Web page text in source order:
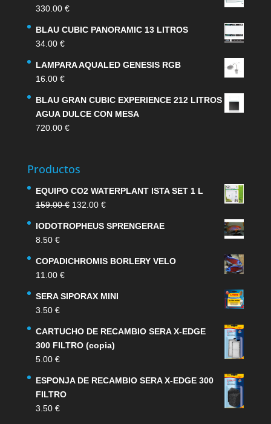
330.00 €
BLAU CUBIC PANORAMIC 13 LITROS
34.00 €
LAMPARA AQUALED GENESIS RGB
16.00 €
BLAU GRAN CUBIC EXPERIENCE 212 LITROS
AGUA DULCE CON MESA
720.00 €
Productos
EQUIPO CO2 WATERPLANT ISTA SET 1 L
159.00€ El
original
159.00 €.
132.00 €El
actual
132.00 €.
IODOTROPHEUS SPRENGERAE
8.50 €
COPADICHROMIS BORLERY VELO
11.00 €
SERA SIPORAX MINI
3.50 €
CARTUCHO DE RECAMBIO SERA X-EDGE
300 FILTRO (copia)
5.00 €
ESPONJA DE RECAMBIO SERA X-EDGE 300
FILTRO
3.50 €